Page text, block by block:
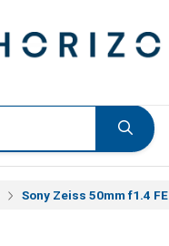
Sony Zeiss 50mm f1.4 FE